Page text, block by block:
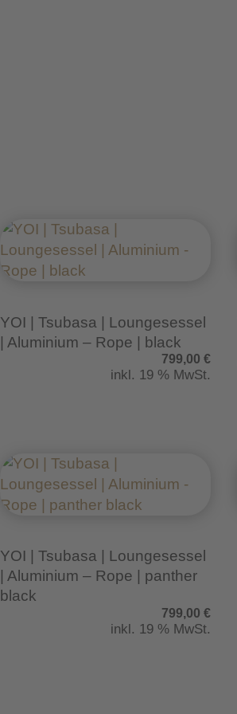
YOI | Tsubasa | Loungesessel
| Aluminium – Rope | black
799,00 €
inkl. 19 % MwSt.
YOI | Tsubasa | Loungesessel
| Aluminium – Rope | panther
black
799,00 €
inkl. 19 % MwSt.